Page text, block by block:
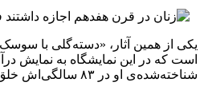
است که در این نمایشگاه به نمایش
شناخته‌شده‌ی او در ۸۳ سالگی‌اش خلق شد.